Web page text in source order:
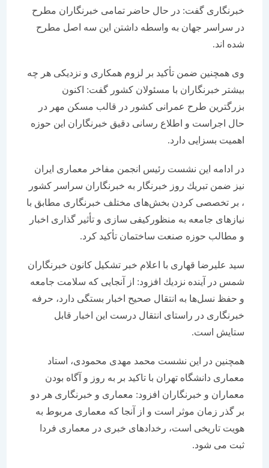
خبرنگاری گفت: در حال حاضر تمامی خبرنگاران مطرح
در سراسر جهان به واسطه داشتن این سه اصل مطرح
شده اند.
وی همچنین ضمن تأكید بر لزوم همكاری و نزدیكی هر چه
بیشتر خبرنگاران با مسئولان كشور گفت: اكنون
بزرگترین طرح عمرانی كشور در قالب مسكن مهر در
حال اجراست و اطلاع رسانی دقیق خبرنگاران این حوزه
اهمیت بسزایی دارد.
در ادامه این نشست رئیس انجمن مفاخر معماری ایران
نیز ضمن تبریك روز خبرنگار به خبرنگاران سراسر كشور
، بر تخصصی كردن بخش‌های مختلف خبرنگاری مطابق با
نیازهای جامعه به منظوركیفی سازی و تأثیر گذاری اخبار
و مطالب حوزه صنعت ساختمان تأكید كرد.
سید علیرضا قهاری با اعلام خبر تشكیل كانون خبرنگاران
شمس در آینده نزدیك افزود: از آنجایی كه سلامت جامعه
و حفظ نسل‌ها به انتقال صحیح اخبار بستگی دارد، حرفه
خبرنگاری در راستای انتقال درست این اخبار قابل
ستایش است.
همچنین در این نشست محمد مهدی محمودی، استاد
معماری دانشگاه تهران با تاكید بر به روز و آگاه بودن
معماران و خبرنگاران افزود: معماری و خبرنگاری هر دو
بر گذر زمان موثر است و از آنجا كه معماری مربوط به
هویت تاریخی است، رخدادهای خبری در معماری فردا
ثبت می شود.